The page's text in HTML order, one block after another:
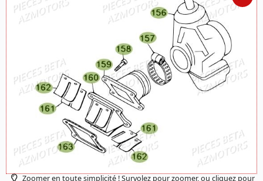
Zoomer en toute simplicité ! Survolez pour zoomer, ou cliquez pour